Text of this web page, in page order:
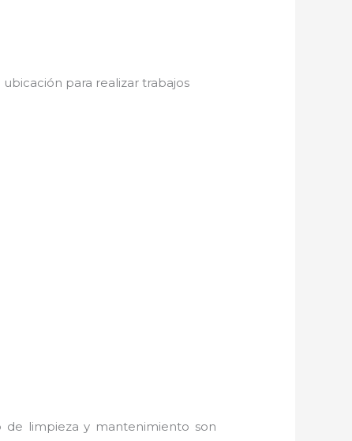
para realizar trabajos
limpieza y mantenimiento son